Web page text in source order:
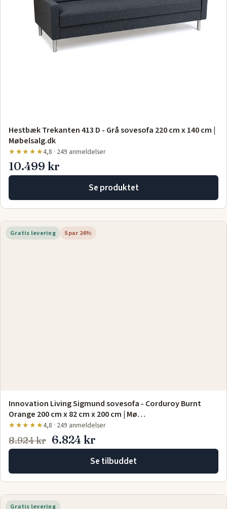
Hestbæk Trekanten 413 D - Grå sovesofa 220 cm x 140 cm |
Møbelsalg.dk
★★★★★4,8 · 249 anmeldelser
10.499 kr
Se produktet
Gratis levering Spar 24%
Innovation Living Sigmund sovesofa - Corduroy Burnt
Orange 200 cm x 82 cm x 200 cm | Mø…
★★★★★4,8 · 249 anmeldelser
8.924 kr 6.824 kr